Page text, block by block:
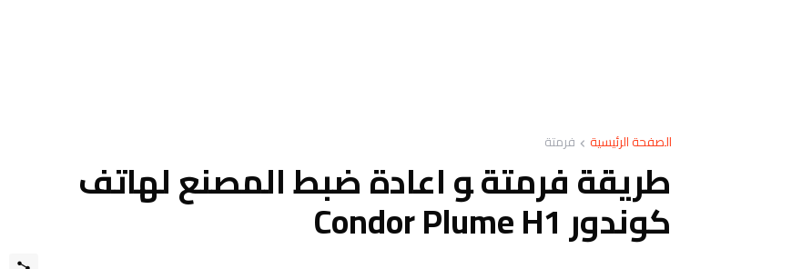
الصفحة الرئيسية فرمتة
طريقة فرمتة ﻮ اعادة ضبط المصنع ﻟﻬﺎﺗﻒ
كوندور Condor Plume H1